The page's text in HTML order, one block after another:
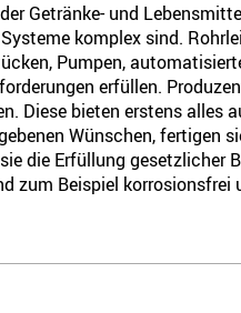
Getränke- und
komplex sind.
Pumpen,
erfüllen.
Diese bieten erstens alles
Wünschen, fertigen
die Erfüllung gesetzlicher
zum Beispiel